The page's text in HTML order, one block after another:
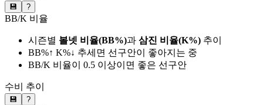
💾 ?
BB/K 비율
시즌별 볼넷 비율(BB%)과 삼진 비율(K%) 추이
BB%↑ K%↓ 추세면 선구안이 좋아지는 중
BB/K 비율이 0.5 이상이면 좋은 선구안
수비 추이
💾 ?